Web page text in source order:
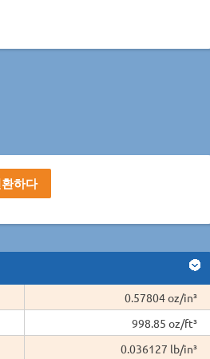
0.57804 oz/in³
998.85 oz/ft³
0.036127 lb/in³